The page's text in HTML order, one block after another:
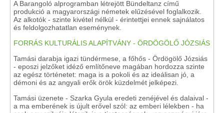
A Barangoló alprogramban létrejött Bündeltanz című
produkció a magyarországi németek elűzésével foglalkozik.
Az alkotók - szinte kivétel nélkül - érintettjei ennek sajnálatos
és feldolgozhatatlan eseménynek.
FORRÁS KULTURÁLIS ALAPÍTVÁNY - ÖRDÖGÖLŐ JÓZSIÁS
Tamási darabja igazi tündérmese, a főhős - Ördögölő Józsiás
- eposzi jelzőket idéző említőneve magában hordozza szinte
az egész történetet: maga is a pokoli és az ideálisan jó, a
démoni és az angyali erők örök küzdelmét jelképezi.
Tamási üzenete - Szarka Gyula eredeti zenéjével és dalaival -
a ma emberének is újult erővel szól: az emberi lélekben - ha